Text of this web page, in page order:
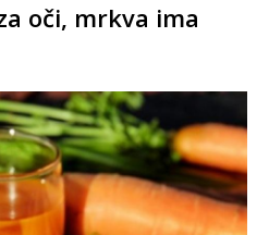
oči, mrkva ima